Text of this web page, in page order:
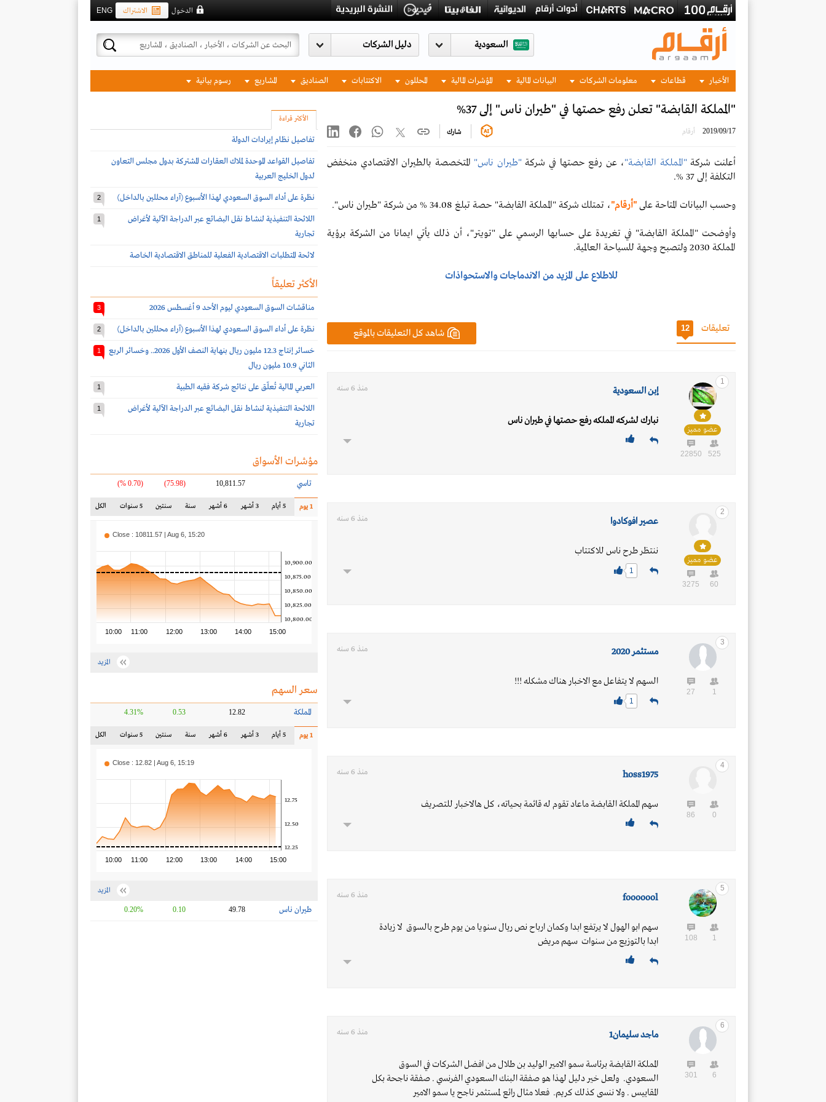
ENG الاشتراك الدخول
السعودية
الأخبار قطاعات معلومات الشركات البيانات المالية المؤشرات المالية المحللون الاكتتابات الصناديق المشاريع رسوم بيانية
"المملكة القابضة" تعلن رفع حصتها في "طيران ناس" إلى 37%
2019/09/17 أرقام شارك
أعلنت شركة "المملكة القابضة"، عن رفع حصتها في شركة "طيران ناس" المتخصصة بالطيران الاقتصادي منخفض
التكلفة إلى 37 %.
وحسب البيانات المتاحة على "أرقام"، تمتلك شركة "المملكة القابضة" حصة تبلغ 34.08 % من شركة "طيران ناس".
وأوضحت "المملكة القابضة" في تغريدة على حسابها الرسمي على "تويتر"، أن ذلك يأتي ايمانا من الشركة برؤية
المملكة 2030 ولتصبح وجهة للسياحة العالمية.
للاطلاع على المزيد من الاندماجات والاستحواذات
شاهد كل التعليقات بالموقع تعليقات 12
1
عضو مميز
525
22850
إبن السعودية منذ 6 سنه
نبارك لشركه المملكه رفع حصتها في طيران ناس
2
عضو مميز
60
3275
عصير افوكادوا منذ 6 سنه
ننتظر طرح ناس للاكتتاب
1
3
1
27
مستثمر 2020 منذ 6 سنه
السهم لا يتفاعل مع الاخبار هناك مشكله !!!
1
4
0
86
hoss1975 منذ 6 سنه
سهم المملكة القابضة ماعاد تقوم له قائمة بحياته، كل هالاخبار للتصريف
5
1
108
fooooool منذ 6 سنه
سهم ابو الهول لا يرتفع ابدا وكمان ارباح نص ريال سنويا من يوم طرح بالسوق لا زيادة
ابدا بالتوزيع من سنوات سهم مريض
6
6
301
ماجد سليمان1 منذ 6 سنه
المملكة القابضة برئاسة سمو الامير الوليد بن طلال من افضل الشركات في السوق
السعودي. ولعل خير دليل لهذا هو صفقة البنك السعودي الفرنسي . صفقة ناجحة بكل
المقاييس . ولا ننسى كذلك كريم. فعلا مثال رائع لمستثمر ناجح يا سمو الامير
الأكثر قراءة
تفاصيل نظام إيرادات الدولة
تفاصيل القواعد الموحدة لملاك العقارات المشتركة بدول مجلس التعاون
لدول الخليج العربية
نظرة على أداء السوق السعودي لهذا الأسبوع (آراء محللين بالداخل) 2
اللائحة التنفيذية لنشاط نقل البضائع عبر الدراجة الآلية لأغراض
تجارية
1
لائحة المتطلبات الاقتصادية الفعلية للمناطق الاقتصادية الخاصة
الأكثر تعليقاً
مناقشات السوق السعودي ليوم الأحد 9 أغسطس 2026 3
نظرة على أداء السوق السعودي لهذا الأسبوع (آراء محللين بالداخل) 2
خسائر إنتاج 12.3 مليون ريال بنهاية النصف الأول 2026.. وخسائر الربع
الثاني 10.9 مليون ريال
1
العربي المالية تُعلّق على نتائج شركة فقيه الطبية 1
اللائحة التنفيذية لنشاط نقل البضائع عبر الدراجة الآلية لأغراض
تجارية
1
مؤشرات الأسواق
تاسي 10,811.57
(75.98)
(0.70 %)
1 يوم 5 أيام 3 أشهر 6 أشهر سنة سنتين 5 سنوات الكل
10:00 11:00 12:00 13:00 14:00 15:00
10,800.00
10,825.00
10,850.00
10,875.00
10,900.00
Close : 10811.57 | Aug 6, 15:20
المزيد
سعر السهم
المملكة 12.82
0.53
4.31%
1 يوم 5 أيام 3 أشهر 6 أشهر سنة سنتين 5 سنوات الكل
10:00 11:00 12:00 13:00 14:00 15:00
12.25
12.50
12.75
Close : 12.82 | Aug 6, 15:19
المزيد
طيران ناس 49.78
0.10
0.20%